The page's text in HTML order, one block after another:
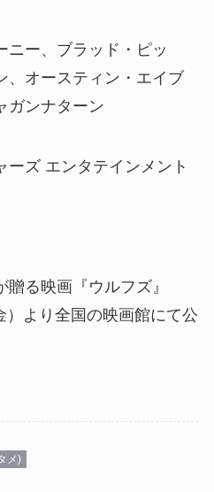
ニー、ブラッド・ピッ
、オースティン・エイブ
ガンナターン
ーズ エンタテインメント
る映画『ウルフズ』
）より全国の映画館にて公
メ)